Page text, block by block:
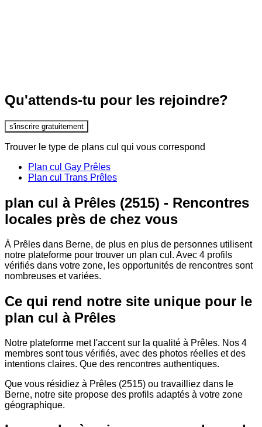
Qu'attends-tu pour les rejoindre?
s'inscrire gratuitement
Trouver le type de plans cul qui vous correspond
Plan cul Gay Prêles
Plan cul Trans Prêles
plan cul à Prêles (2515) - Rencontres
locales près de chez vous
À Prêles dans Berne, de plus en plus de personnes utilisent
notre plateforme pour trouver un plan cul. Avec 4 profils
vérifiés dans votre zone, les opportunités de rencontres sont
nombreuses et variées.
Ce qui rend notre site unique pour le
plan cul à Prêles
Notre plateforme met l'accent sur la qualité à Prêles. Nos 4
membres sont tous vérifiés, avec des photos réelles et des
intentions claires. Que des rencontres authentiques.
Que vous résidiez à Prêles (2515) ou travailliez dans le
Berne, notre site propose des profils adaptés à votre zone
géographique.